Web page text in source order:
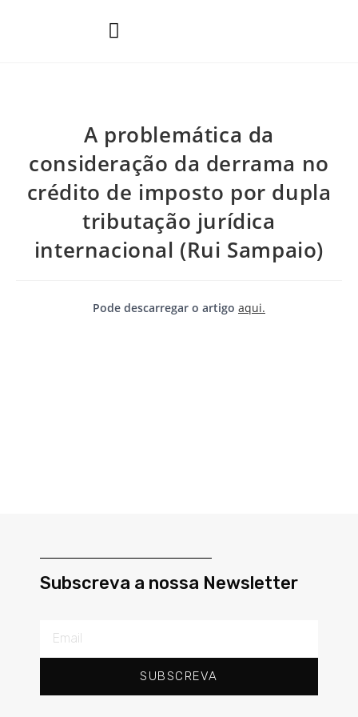
A problemática da
consideração da derrama no
crédito de imposto por dupla
tributação jurídica
internacional (Rui Sampaio)
Pode descarregar o artigo aqui.
Subscreva a nossa Newsletter
SUBSCREVA